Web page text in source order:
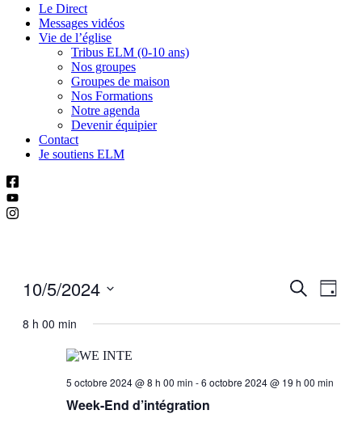
Le Direct
Messages vidéos
Vie de l’église
Tribus ELM (0-10 ans)
Nos groupes
Groupes de maison
Nos Formations
Notre agenda
Devenir équipier
Contact
Je soutiens ELM
Recherche
de
vues
Jour
10/5/2024
une
8 h 00 min
5 octobre 2024 @ 8 h 00 min -6 octobre 2024 @ 19 h 00 min
Week-End d’intégration